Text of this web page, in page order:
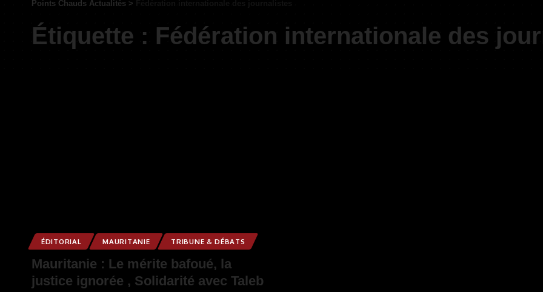
Points Chauds Actualités >
Étiquette : Fédération internationale des
ÉDITORIAL MAURITANIE TRIBUNE & DÉBATS
Mauritanie : Le mérite bafoué, la
justice ignorée , Solidarité avec Taleb